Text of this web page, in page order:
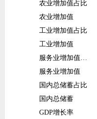
农业增加值占比
农业增加值
工业增加值占比
工业增加值
服务业增加值占比
服务业增加值
国内总储蓄占比
国内总储蓄
GDP增长率